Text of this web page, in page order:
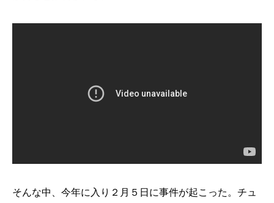
そんな中、今年に入り２月５日に事件が起こった。チュ